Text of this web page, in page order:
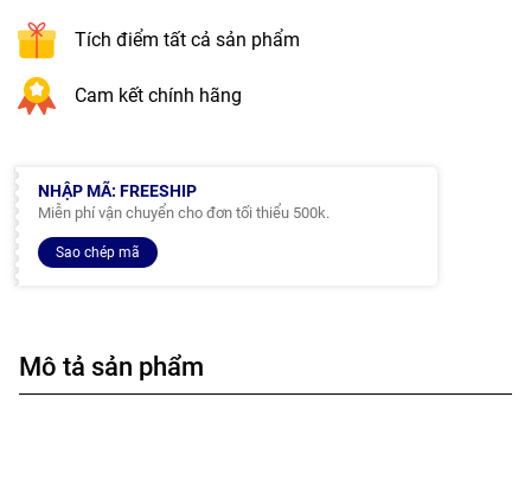
Tích điểm tất cả sản phẩm
Cam kết chính hãng
NHẬP MÃ: FREESHIP
Miễn phí vận chuyển cho đơn tối thiểu 500k.
Sao chép mã
Mô tả sản phẩm